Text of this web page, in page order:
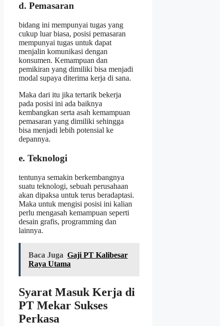
d. Pemasaran
bidang ini mempunyai tugas yang
cukup luar biasa, posisi pemasaran
mempunyai tugas untuk dapat
menjalin komunikasi dengan
konsumen. Kemampuan dan
pemikiran yang dimiliki bisa menjadi
modal supaya diterima kerja di sana.
Maka dari itu jika tertarik bekerja
pada posisi ini ada baiknya
kembangkan serta asah kemampuan
pemasaran yang dimiliki sehingga
bisa menjadi lebih potensial ke
depannya.
e. Teknologi
tentunya semakin berkembangnya
suatu teknologi, sebuah perusahaan
akan dipaksa untuk terus beradaptasi.
Maka untuk mengisi posisi ini kalian
perlu mengasah kemampuan seperti
desain grafis, programming dan
lainnya.
Baca Juga Gaji PT Kalibesar
Raya Utama
Syarat Masuk Kerja di
PT Mekar Sukses
Perkasa